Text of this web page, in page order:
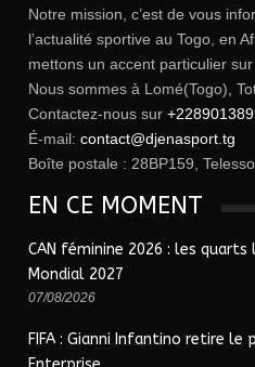
Notre mission, c’est de vous
l’actualité sportive au Togo, en
mettons un accent particulier
Nous sommes à Lomé(Togo),
Contactez-nous sur
É-mail: contact@djenasport.tg
Boîte postale : 28BP159,
EN CE MOMENT
CAN féminine 2026 : les
Mondial 2027
07/08/2026
FIFA : Gianni Infantino retire le